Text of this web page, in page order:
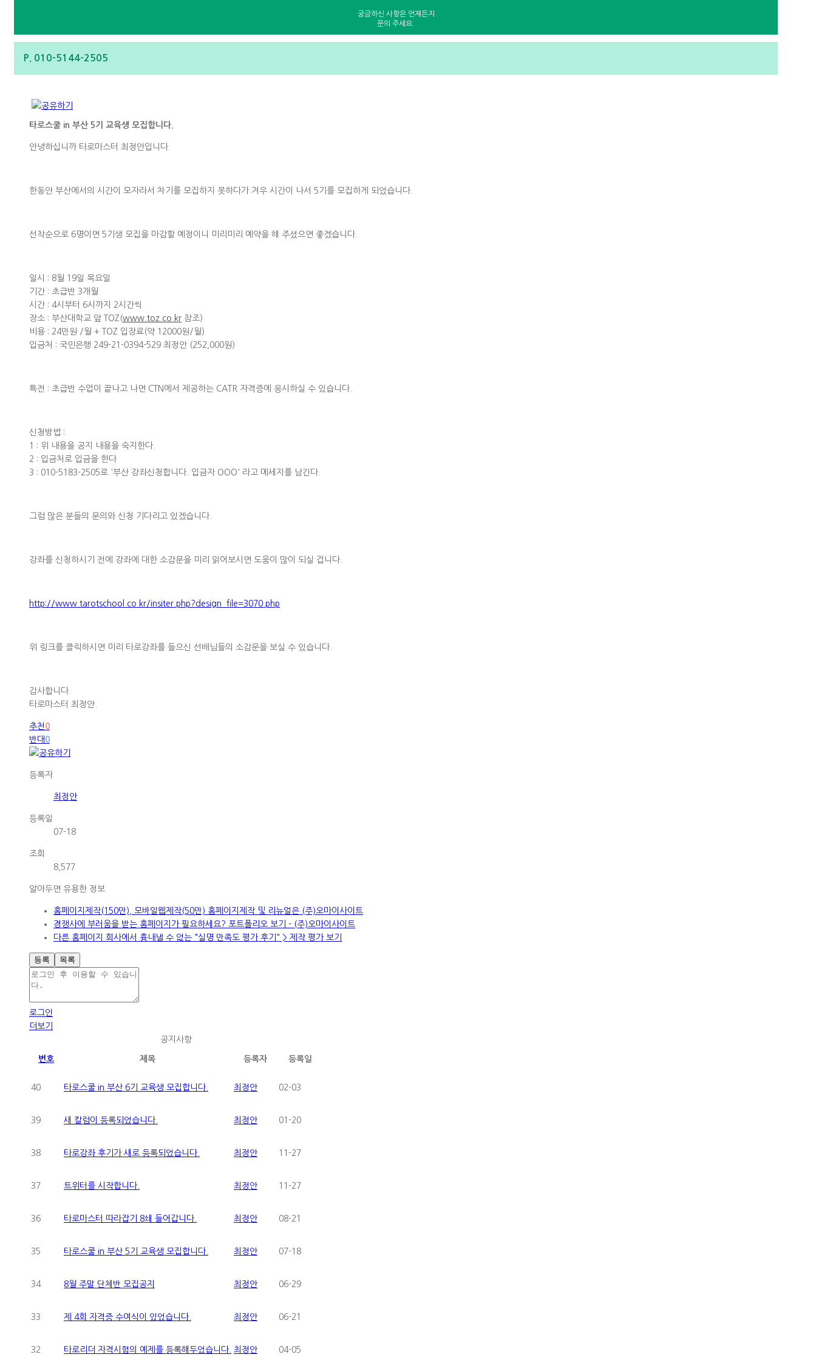
궁금하신 사항은 언제든지
문의 주세요.
P. 010-5144-2505
타로스쿨 in 부산 5기 교육생 모집합니다.
안녕하십니까 타로마스터 최정안입니다.
한동안 부산에서의 시간이 모자라서 차기를 모집하지 못하다가 겨우 시간이 나서 5기를 모집하게 되었습니다.
선착순으로 6명이면 5기생 모집을 마감할 예정이니 미리미리 예약을 해 주셨으면 좋겠습니다.
일시 : 8월 19일 목요일
기간 : 초급반 3개월
시간 : 4시부터 6시까지 2시간씩
장소 : 부산대학교 앞 TOZ(www.toz.co.kr 참조)
비용 : 24만원 /월 + TOZ 입장료(약 12000원/월)
입금처 : 국민은행 249-21-0394-529 최정안 (252,000원)
특전 : 초급반 수업이 끝나고 나면 CTN에서 제공하는 CATR 자격증에 응시하실 수 있습니다.
신청방법 :
1 : 위 내용을 공지 내용을 숙지한다.
2 : 입금처로 입금을 한다
3 : 010-5183-2505로 '부산 강좌신청합니다. 입금자 OOO' 라고 메세지를 남긴다.
그럼 많은 분들의 문의와 신청 기다리고 있겠습니다.
강좌를 신청하시기 전에 강좌에 대한 소감문을 미리 읽어보시면 도움이 많이 되실 겁니다.
http://www.tarotschool.co.kr/insiter.php?design_file=3070.php
위 링크를 클릭하시면 미리 타로강좌를 들으신 선배님들의 소감문을 보실 수 있습니다.
감사합니다.
타로마스터 최정안.
추천 0
반대 0
등록자
최정안
등록일
07-18
조회
8,577
알아두면 유용한 정보
홈페이지제작(150만), 모바일웹제작(50만) 홈페이지제작 및 리뉴얼은 (주)오마이사이트
경쟁사에 부러움을 받는 홈페이지가 필요하세요? 포트폴리오 보기 - (주)오마이사이트
다른 홈페이지 회사에서 흉내낼 수 없는 "실명 만족도 평가 후기" > 제작 평가 보기
등록 목록
로그인
더보기
공지사항
번호 제목 등록자 등록일
40 타로스쿨 in 부산 6기 교육생 모집합니다. 최정안 02-03
39 새 칼럼이 등록되었습니다. 최정안 01-20
38 타로강좌 후기가 새로 등록되었습니다. 최정안 11-27
37 트위터를 시작합니다. 최정안 11-27
36 타로마스터 따라잡기 8쇄 들어갑니다. 최정안 08-21
35 타로스쿨 in 부산 5기 교육생 모집합니다. 최정안 07-18
34 8월 주말 단체반 모집공지 최정안 06-29
33 제 4회 자격증 수여식이 있었습니다. 최정안 06-21
32 타로리더 자격시험의 예제를 등록해두었습니다. 최정안 04-05